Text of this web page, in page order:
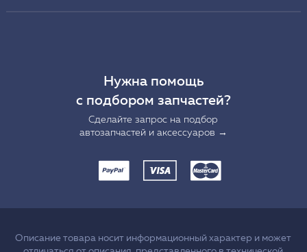
Нужна помощь
с подбором запчастей?
Сделайте запрос на подбор
автозапчастей и аксессуаров →
Описание товара носит информационный характер и может